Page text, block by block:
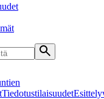
Tiedotustilaisuudet